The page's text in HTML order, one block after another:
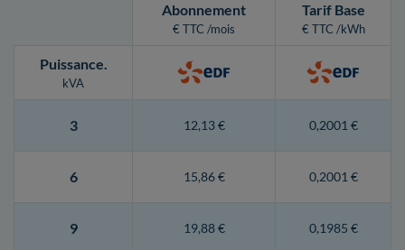
Abonnement
€ TTC /mois
Tarif Base
€ TTC /kWh
Puissance.
kVA
3 12,13 € 0,2001 €
6 15,86 € 0,2001 €
9 19,88 € 0,1985 €